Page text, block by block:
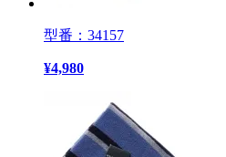
型番：34157
¥4,980